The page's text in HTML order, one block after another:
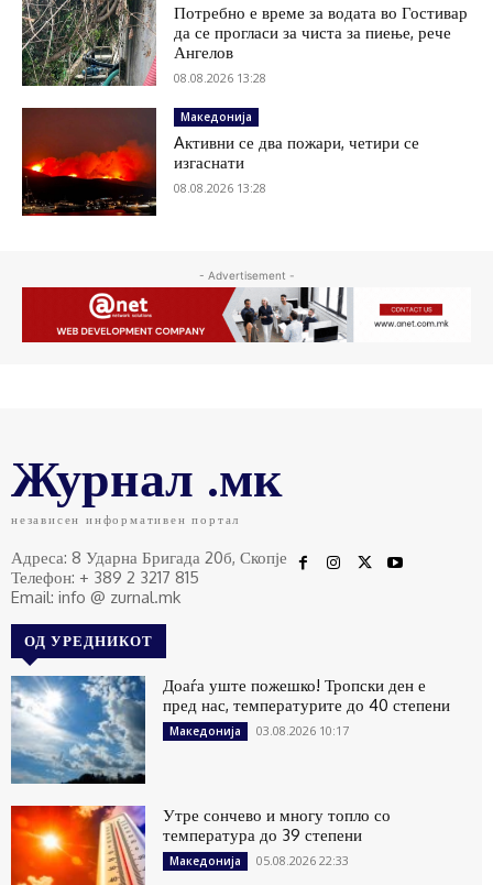
Потребно е време за водата во Гостивар
да се прогласи за чиста за пиење, рече
Ангелов
08.08.2026 13:28
Македонија
Aктивни се два пожари, четири се
изгаснати
08.08.2026 13:28
- Advertisement -
Журнал .мк
независен информативен портал
Адреса: 8 Ударна Бригада 20б, Скопје
Телефон: + 389 2 3217 815
Email: info @ zurnal.mk
ОД УРЕДНИКОТ
Доаѓа уште пожешко! Тропски ден е
пред нас, температурите до 40 степени
Македонија 03.08.2026 10:17
Утре сончево и многу топло со
температура до 39 степени
Македонија 05.08.2026 22:33